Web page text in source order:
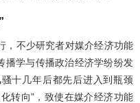
，不少研究者对媒介经济功能
播学与传播政治经济学纷纷发
十几年后都先后进入到瓶颈
转向”，致使在媒介经济功能